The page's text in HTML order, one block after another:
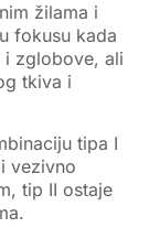
žilama i
fokusu kada
i zglobove, ali
tkiva i
tipa I
vezivno
tip II ostaje